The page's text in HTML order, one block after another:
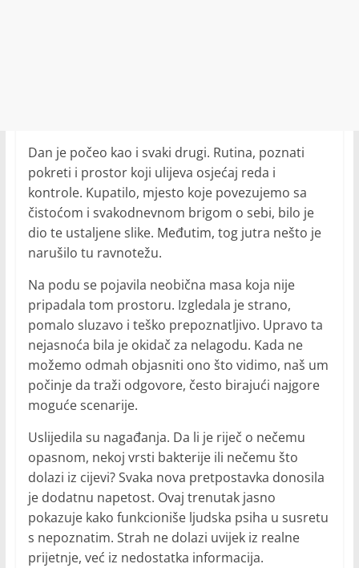
Dan je počeo kao i svaki drugi. Rutina, poznati
pokreti i prostor koji ulijeva osjećaj reda i
kontrole. Kupatilo, mjesto koje povezujemo sa
čistoćom i svakodnevnom brigom o sebi, bilo je
dio te ustaljene slike. Međutim, tog jutra nešto je
narušilo tu ravnotežu.
Na podu se pojavila neobična masa koja nije
pripadala tom prostoru. Izgledala je strano,
pomalo sluzavo i teško prepoznatljivo. Upravo ta
nejasnoća bila je okidač za nelagodu. Kada ne
možemo odmah objasniti ono što vidimo, naš um
počinje da traži odgovore, često birajući najgore
moguće scenarije.
Uslijedila su nagađanja. Da li je riječ o nečemu
opasnom, nekoj vrsti bakterije ili nečemu što
dolazi iz cijevi? Svaka nova pretpostavka donosila
je dodatnu napetost. Ovaj trenutak jasno
pokazuje kako funkcioniše ljudska psiha u susretu
s nepoznatim. Strah ne dolazi uvijek iz realne
prijetnje, već iz nedostatka informacija.